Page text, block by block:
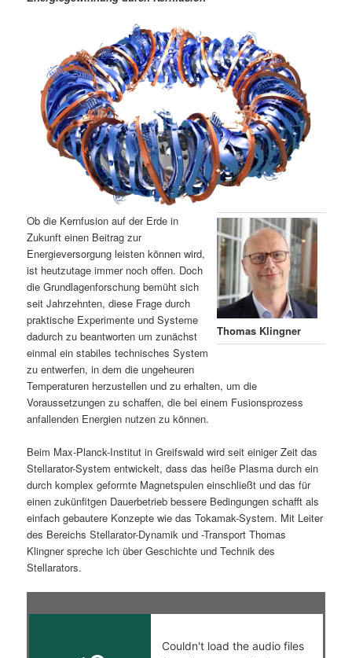
e
h
a
l
t
s
p
i
n
g
e
ä
I
n
h
a
l
t
p
r
i
n
n
Thomas Klingner
Ob die Kernfusion auf der Erde in
Zukunft einen Beitrag zur
Energieversorgung leisten können wird,
ist heutzutage immer noch offen. Doch
die Grundlagenforschung bemüht sich
seit Jahrzehnten, diese Frage durch
praktische Experimente und Systeme
dadurch zu beantworten um zunächst
einmal ein stabiles technisches System
zu entwerfen, in dem die ungeheuren
Temperaturen herzustellen und zu erhalten, um die
Voraussetzungen zu schaffen, die bei einem Fusionsprozess
anfallenden Energien nutzen zu können.
Beim Max-Planck-Institut in Greifswald wird seit einiger Zeit das
Stellarator-System entwickelt, dass das heiße Plasma durch ein
durch komplex geformte Magnetspulen einschließt und das für
einen zukünfitgen Dauerbetrieb bessere Bedingungen schafft als
einfach gebautere Konzepte wie das Tokamak-System. Mit Leiter
des Bereichs Stellarator-Dynamik und -Transport Thomas
Klingner spreche ich über Geschichte und Technik des
Stellarators.